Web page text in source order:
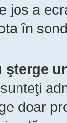
jos a
în
şterge
doar